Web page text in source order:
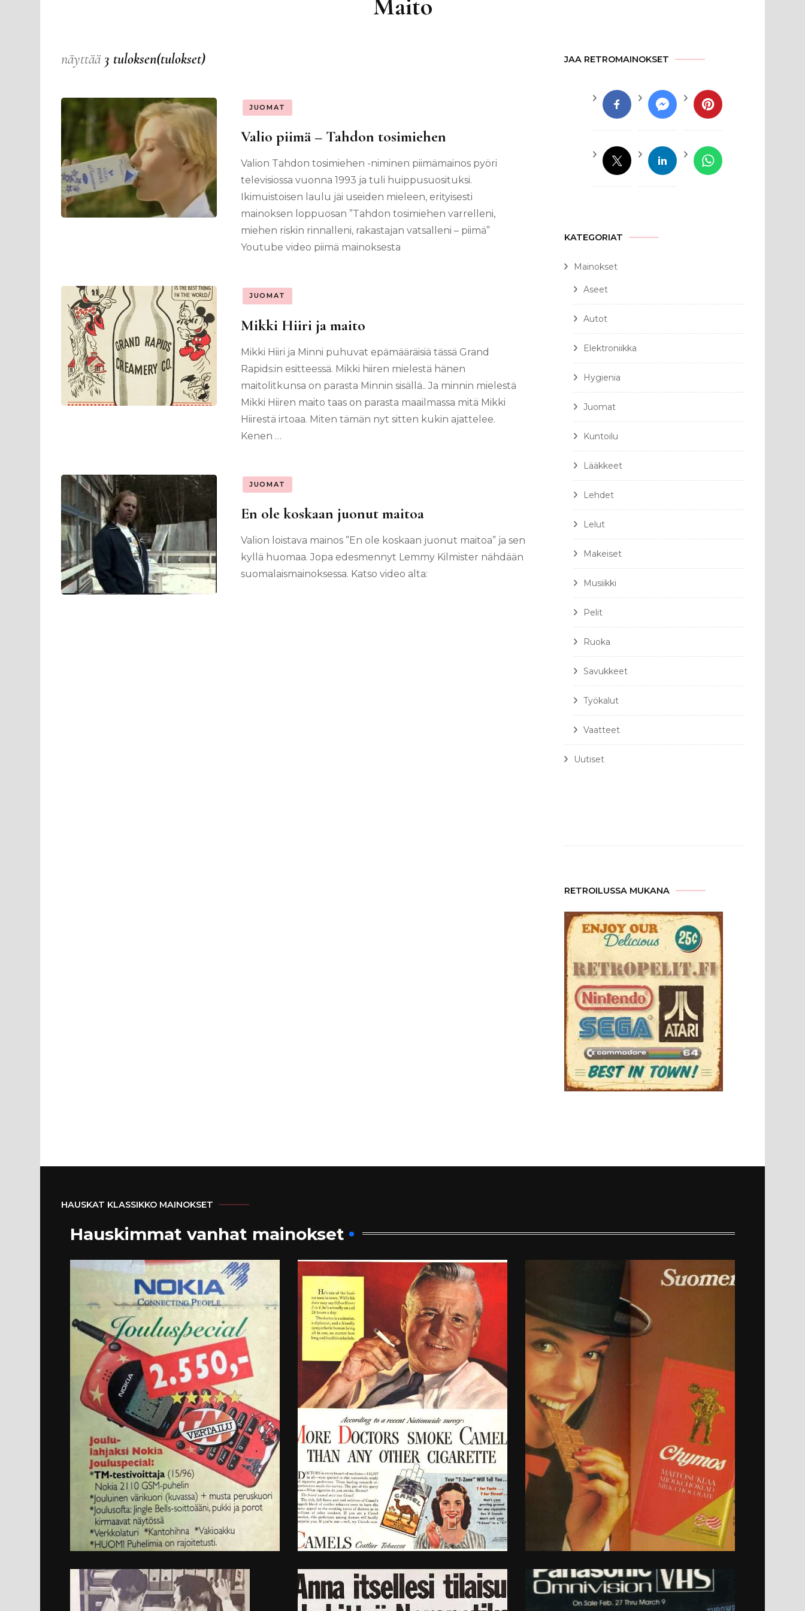
näyttää 3 tuloksen(tulokset)
JUOMAT
Valio piimä – Tahdon tosimiehen
Valion Tahdon tosimiehen -niminen piimämainos pyöri
televisiossa vuonna 1993 ja tuli huippusuosituksi.
Ikimuistoisen laulu jäi useiden mieleen, erityisesti
mainoksen loppuosan ”Tahdon tosimiehen varrelleni,
miehen riskin rinnalleni, rakastajan vatsalleni – piimä”
Youtube video piimä mainoksesta
JUOMAT
Mikki Hiiri ja maito
Mikki Hiiri ja Minni puhuvat epämääräisiä tässä Grand
Rapids:in esitteessä. Mikki hiiren mielestä hänen
maitolitkunsa on parasta Minnin sisällä.. Ja minnin mielestä
Mikki Hiiren maito taas on parasta maailmassa mitä Mikki
Hiirestä irtoaa. Miten tämän nyt sitten kukin ajattelee.
Kenen …
JUOMAT
En ole koskaan juonut maitoa
Valion loistava mainos ”En ole koskaan juonut maitoa” ja sen
kyllä huomaa. Jopa edesmennyt Lemmy Kilmister nähdään
suomalaismainoksessa. Katso video alta:
JAA RETROMAINOKSET
KATEGORIAT
Mainokset
Aseet
Autot
Elektroniikka
Hygienia
Juomat
Kuntoilu
Lääkkeet
Lehdet
Lelut
Makeiset
Musiikki
Pelit
Ruoka
Savukkeet
Työkalut
Vaatteet
Uutiset
RETROILUSSA MUKANA
HAUSKAT KLASSIKKO MAINOKSET
Hauskimmat vanhat mainokset